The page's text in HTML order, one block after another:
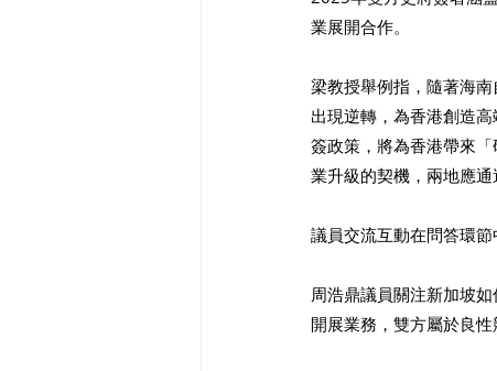
業展開合作。
梁教授舉例指，隨著海
出現逆轉，為香港創造
簽政策，將為香港帶來
業升級的契機，兩地應通
議員交流互動在問答環節
周浩鼎議員關注新加坡
開展業務，雙方屬於良性